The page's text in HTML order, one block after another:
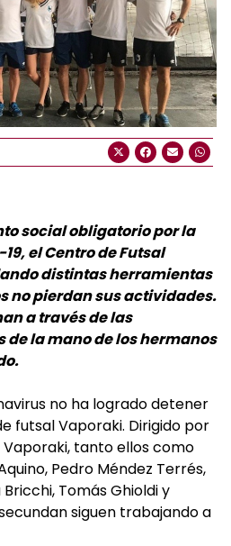
social obligatorio por la
el Centro de Futsal
distintas herramientas
no pierdan sus actividades.
a través de las
la mano de los hermanos
no ha logrado detener
futsal Vaporaki. Dirigido por
tanto ellos como
Pedro Méndez Terrés,
Tomás Ghioldi y
siguen trabajando a